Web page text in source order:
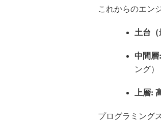
これからのエン
土台
中間層:
ング）
上層:
プログラミング